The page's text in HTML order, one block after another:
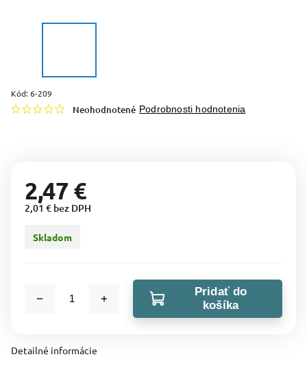
Kód:6-209
Neohodnotené Podrobnosti hodnotenia
2,47 €
2,01 € bez DPH
Skladom
Pridať do
košíka
Detailné informácie